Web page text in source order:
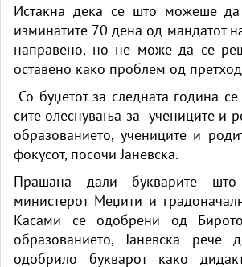
Истакна дека се што можеше
изминатите 70 дена од мандатот
направено, но не може да се
оставено како проблем од
-Со буџетот за следната година
сите олеснувања за учениците и
образованието, учениците и
фокусот, посочи Јаневска.
Прашана дали букварите
министерот Меџити и
Касами се одобрени од
образованието, Јаневска рече
одобрило букварот како